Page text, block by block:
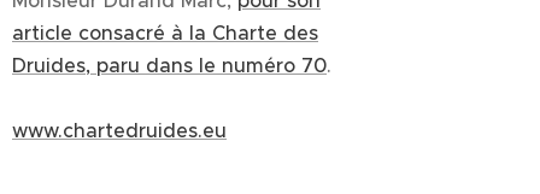
article consacré à la Charte des
Druides, paru dans le numéro 70.
www.chartedruides.eu